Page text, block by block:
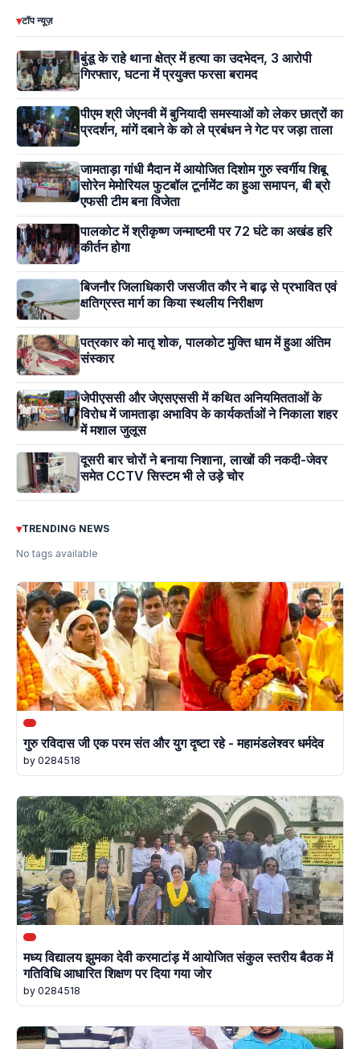
▾टॉप न्यूज़
बुंडू के राहे थाना क्षेत्र में हत्या का उदभेदन, 3 आरोपी
गिरफ्तार, घटना में प्रयुक्त फरसा बरामद
पीएम श्री जेएनवी में बुनियादी समस्याओं को लेकर छात्रों का
प्रदर्शन, मांगें दबाने के को ले प्रबंधन ने गेट पर जड़ा ताला
जामताड़ा गांधी मैदान में आयोजित दिशोम गुरु स्वर्गीय शिबू
सोरेन मेमोरियल फुटबॉल टूर्नामेंट का हुआ समापन, बी ब्रो
एफसी टीम बना विजेता
पालकोट में श्रीकृष्ण जन्माष्टमी पर 72 घंटे का अखंड हरि
कीर्तन होगा
बिजनौर जिलाधिकारी जसजीत कौर ने बाढ़ से प्रभावित एवं
क्षतिग्रस्त मार्ग का किया स्थलीय निरीक्षण
पत्रकार को मातृ शोक, पालकोट मुक्ति धाम में हुआ अंतिम
संस्कार
जेपीएससी और जेएसएससी में कथित अनियमितताओं के
विरोध में जामताड़ा अभाविप के कार्यकर्ताओं ने निकाला शहर
में मशाल जुलूस
दूसरी बार चोरों ने बनाया निशाना, लाखों की नकदी-जेवर
समेत CCTV सिस्टम भी ले उड़े चोर
▾TRENDING NEWS
No tags available
गुरु रविदास जी एक परम संत और युग दृष्टा रहे - महामंडलेश्वर धर्मदेव
by 0284518
मध्य विद्यालय झुमका देवी करमाटांड़ में आयोजित संकुल स्तरीय बैठक में
गतिविधि आधारित शिक्षण पर दिया गया जोर
by 0284518